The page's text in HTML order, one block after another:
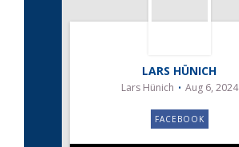
LARS HÜNICH
Lars Hünich Aug 6, 2024
FACEBOOK